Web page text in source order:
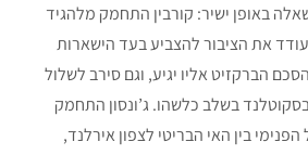
באופן ישיר: קורבין התחמק מלהגיד
את הציבור להצביע בעד הישארות
הברקזיט אליו יגיע, וגם סירב לשלול
בשלב כלשהו. ג’ונסון התחמק
בין האי הבריטי לצפון אירלנד,